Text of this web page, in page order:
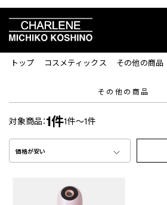
トップ コスメティックス その他の商品
その他の商品
対象商品：1件1件～1件
価格が安い